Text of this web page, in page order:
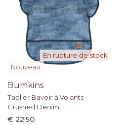
En rupture de stock
Nouveau
Bumkins
Tablier Bavoir à Volants -
Crushed Denim
€ 22,50